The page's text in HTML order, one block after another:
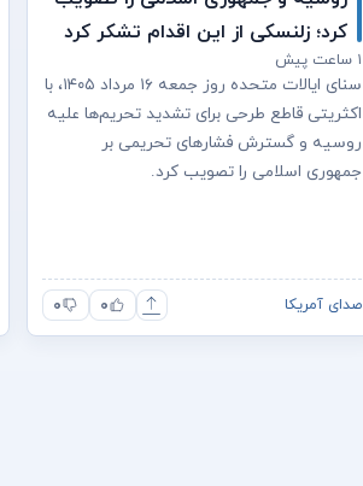
کرد؛ زلنسکی از این اقدام تشکر کرد
۱ ساعت پیش
سنای ایالات متحده روز جمعه ۱۶ مرداد ۱۴۰۵، با
اکثریتی قاطع طرحی برای تشدید تحریم‌ها علیه
روسیه و گسترش فشارهای تحریمی بر
جمهوری اسلامی را تصویب کرد.
صدای آمریکا ۰ ۰